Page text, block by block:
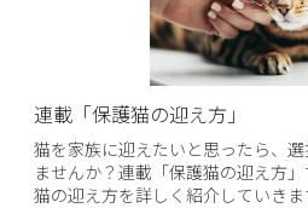
連載「保護猫の迎え方」
猫を家族に迎えたいと思ったら、
ませんか？連載「保護猫の迎え方
猫の迎え方を詳しく紹介していきま